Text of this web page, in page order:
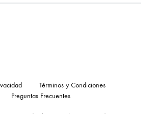
Términos y Condiciones
Preguntas Frecuentes